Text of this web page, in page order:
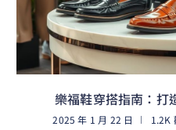
樂福鞋穿搭指南：打
2025 年 1 月 22 日 1.2K